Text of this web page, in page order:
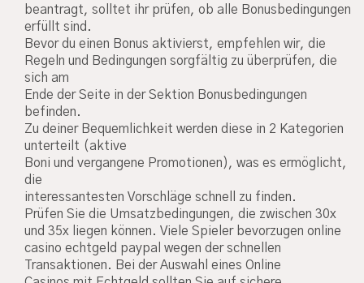
beantragt, solltet ihr prüfen, ob alle Bonusbedingungen
erfüllt sind.
Bevor du einen Bonus aktivierst, empfehlen wir, die
Regeln und Bedingungen sorgfältig zu überprüfen, die
sich am
Ende der Seite in der Sektion Bonusbedingungen
befinden.
Zu deiner Bequemlichkeit werden diese in 2 Kategorien
unterteilt (aktive
Boni und vergangene Promotionen), was es ermöglicht,
die
interessantesten Vorschläge schnell zu finden.
Prüfen Sie die Umsatzbedingungen, die zwischen 30x
und 35x liegen können. Viele Spieler bevorzugen online
casino echtgeld paypal wegen der schnellen
Transaktionen. Bei der Auswahl eines Online